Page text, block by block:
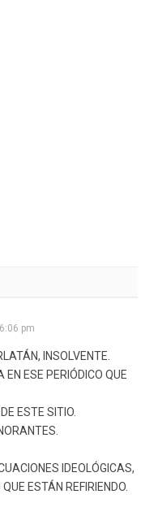
pm
INSOLVENTE.
EN ESE PERIÓDICO QUE
ESTE SITIO.
IDEOLÓGICAS,
ESTÁN REFIRIENDO.